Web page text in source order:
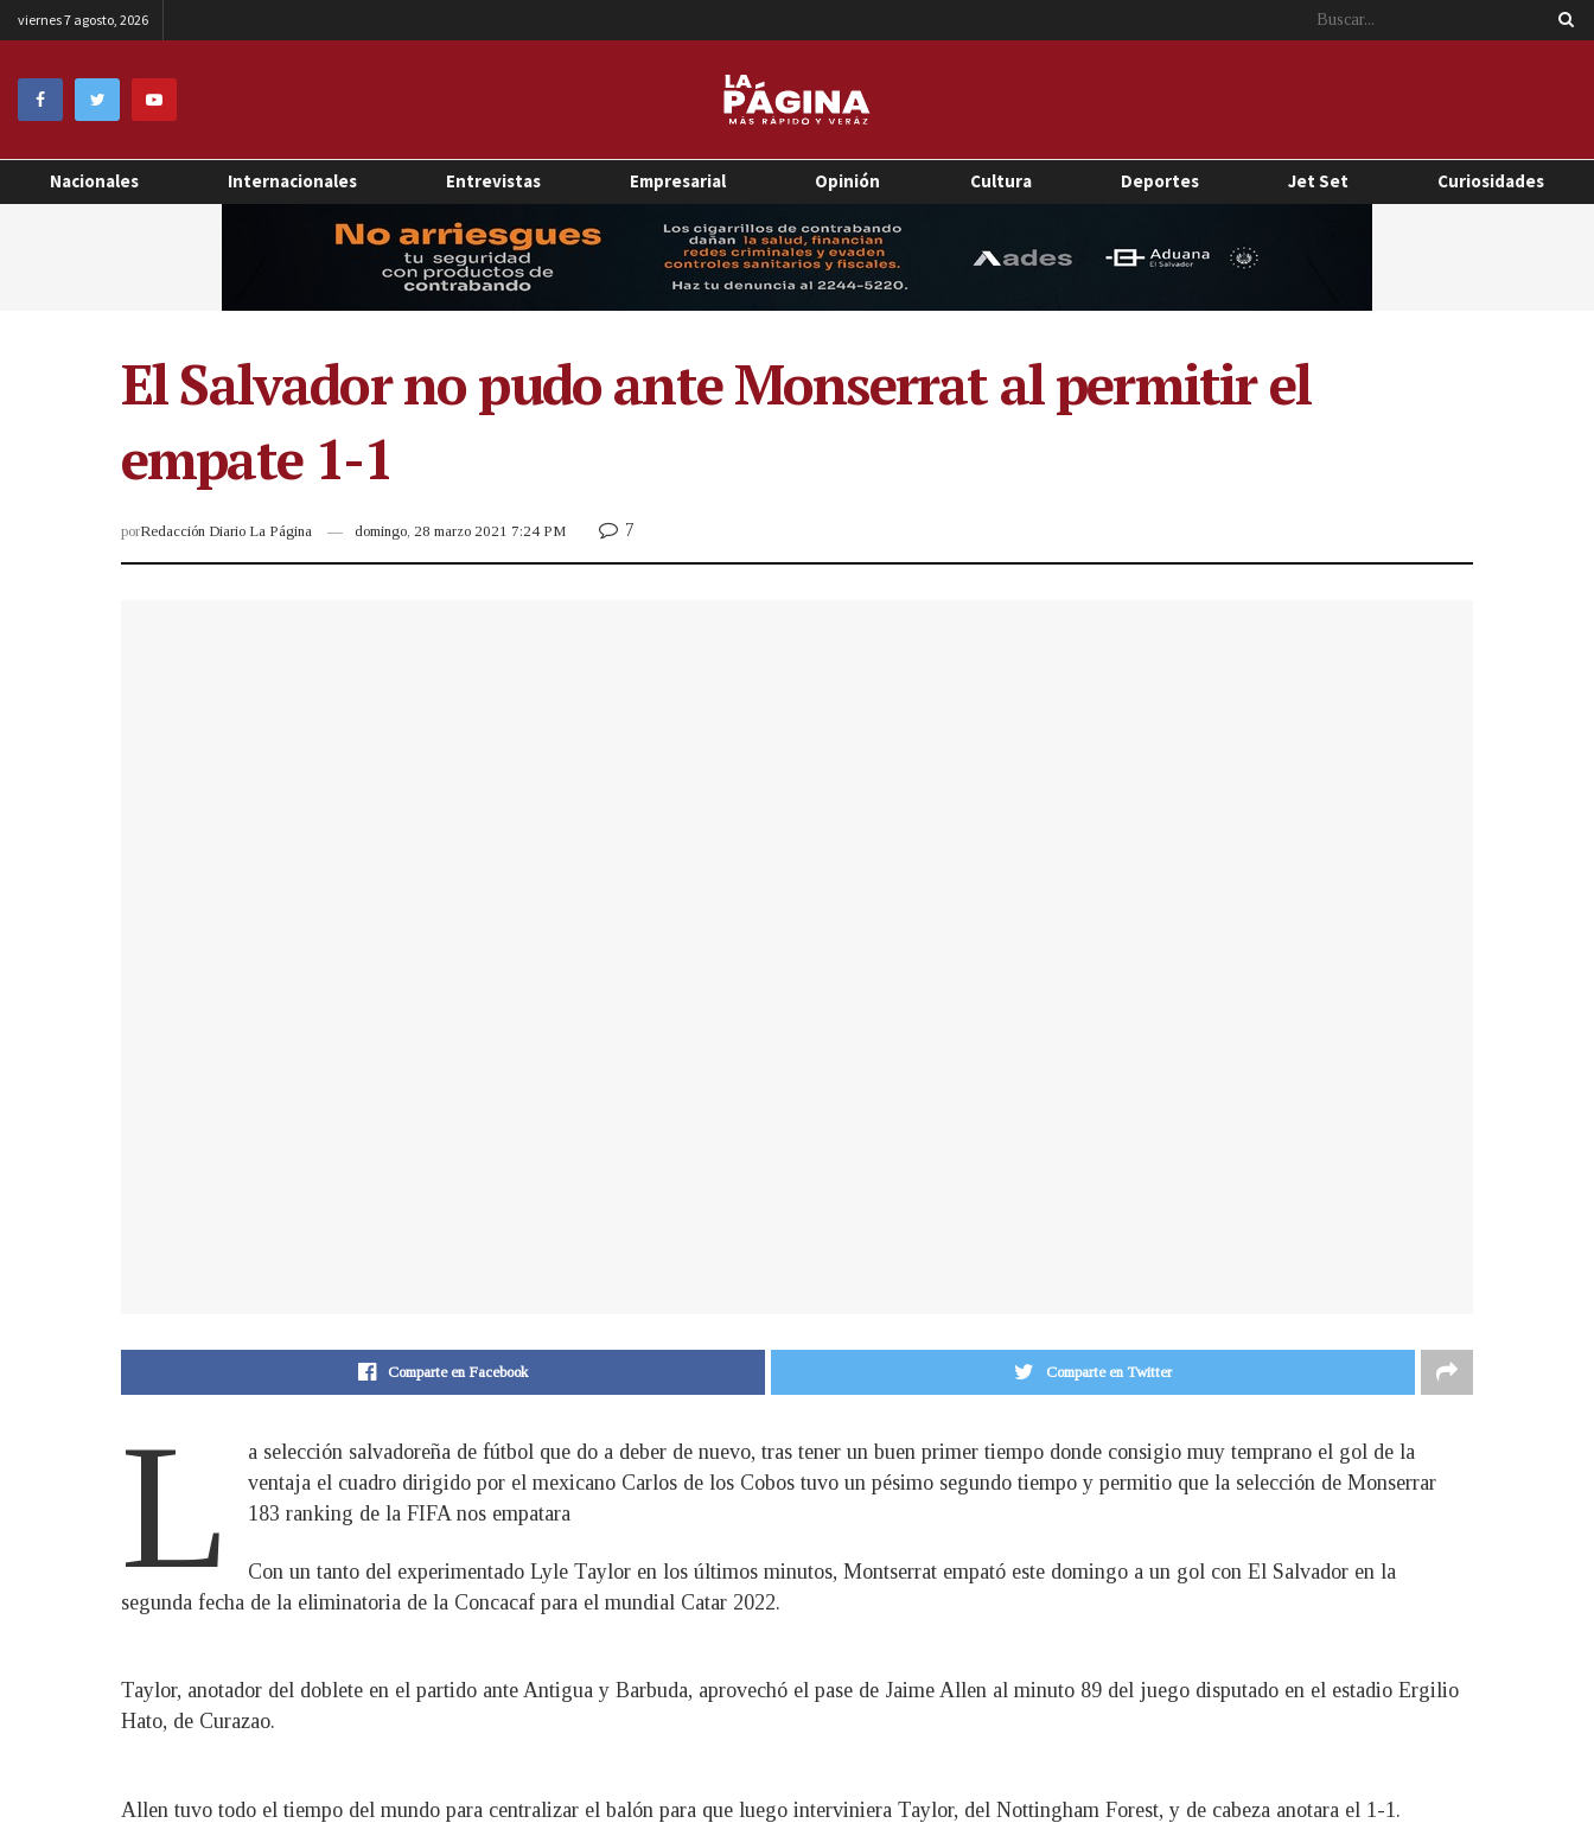
viernes 7 agosto, 2026
Nacionales Internacionales Entrevistas Empresarial Opinión Cultura Deportes Jet Set Curiosidades
El Salvador no pudo ante Monserrat al permitir el
empate 1-1
porRedacción Diario La Página domingo, 28 marzo 2021 7:24 PM 7
Comparte en Facebook Comparte en Twitter
L
a selección salvadoreña de fútbol que do a deber de nuevo, tras tener un buen primer tiempo donde consigio muy temprano el gol de la
ventaja el cuadro dirigido por el mexicano Carlos de los Cobos tuvo un pésimo segundo tiempo y permitio que la selección de Monserrar
183 ranking de la FIFA nos empatara
Con un tanto del experimentado Lyle Taylor en los últimos minutos, Montserrat empató este domingo a un gol con El Salvador en la
segunda fecha de la eliminatoria de la Concacaf para el mundial Catar 2022.
Taylor, anotador del doblete en el partido ante Antigua y Barbuda, aprovechó el pase de Jaime Allen al minuto 89 del juego disputado en el estadio Ergilio
Hato, de Curazao.
Allen tuvo todo el tiempo del mundo para centralizar el balón para que luego interviniera Taylor, del Nottingham Forest, y de cabeza anotara el 1-1.